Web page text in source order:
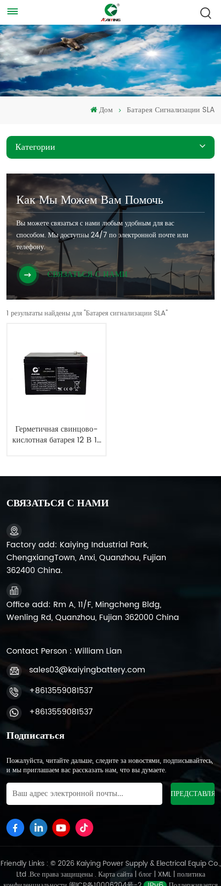
Дом Батарея Сигнализации SLA
Категории
Как Мы Можем Вам Помочь
Вы можете связаться с нами любым удобным для вас
способом. Мы доступны 24/7 по электронной почте или
телефону.
СВЯЗАТЬСЯ С НАМИ
1 результаты найдены для "Батарея сигнализации SLA"
Герметичная свинцово-
кислотная батарея 12 В 12
СВЯЗАТЬСЯ С НАМИ
Factory add: Kaiying Industrial Park,
ChengxiangTown, Anxi, Quanzhou, Fujian
362400 China.
Office add: Rm A, 11/F, Mingcheng Bldg,
Wenling Rd, Quanzhou, Fujian 362000 China
Contact Person : William Lian
sales03@kaiyingbattery.com
+8613559081537
+8613559081537
Подписаться
Пожалуйста, читайте дальше, следите за новостями, подписывайтесь,
и мы приглашаем вас рассказать нам, что вы думаете.
Friendly Links : © 2026 Kaiying Power Supply & Electrical Equip Co.,
Ltd .Все права защищены .Карта сайта | блог | XML| политика